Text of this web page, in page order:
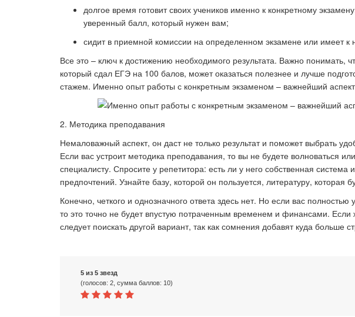
долгое время готовит своих учеников именно к конкретному
уверенный балл, который нужен вам;
сидит в приемной комиссии на определенном экзамене или имеет к
Все это – ключ к достижению необходимого результата. Важно понимать,
который сдал ЕГЭ на 100 балов, может оказаться полезнее и лучше
стажем. Именно опыт работы с конкретным экзаменом – важнейший
2. Методика преподавания
Немаловажный аспект, он даст не только результат и поможет выбрать
Если вас устроит методика преподавания, то вы не будете волноваться
специалисту. Спросите у репетитора: есть ли у него собственная система
предпочтений. Узнайте базу, которой он пользуется, литературу, которая
Конечно, четкого и однозначного ответа здесь нет. Но если вас
то это точно не будет впустую потраченным временем и финансами.
следует поискать другой вариант, так как сомнения добавят куда больше
5 из 5 звезд
(голосов: 2, сумма баллов: 10)